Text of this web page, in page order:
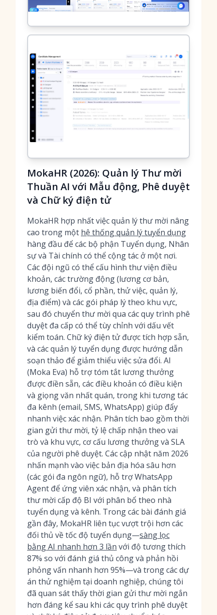
MokaHR (2026): Quản lý Thư mời
Thuần AI với Mẫu động, Phê duyệt
và Chữ ký điện tử
MokaHR hợp nhất việc quản lý thư mời nâng
cao trong một hệ thống quản lý tuyển dụng
hàng đầu để các bộ phận Tuyển dụng, Nhân
sự và Tài chính có thể cộng tác ở một nơi.
Các đội ngũ có thể cấu hình thư viện điều
khoản, các trường động (lương cơ bản,
lương biến đổi, cổ phần, thử việc, quản lý,
địa điểm) và các gói pháp lý theo khu vực,
sau đó chuyển thư mời qua các quy trình phê
duyệt đa cấp có thể tùy chỉnh với dấu vết
kiểm toán. Chữ ký điện tử được tích hợp sẵn,
và các quản lý tuyển dụng được hướng dẫn
soạn thảo để giảm thiểu việc sửa đổi. AI
(Moka Eva) hỗ trợ tóm tắt lương thưởng
được điền sẵn, các điều khoản có điều kiện
và giọng văn nhất quán, trong khi tương tác
đa kênh (email, SMS, WhatsApp) giúp đẩy
nhanh việc xác nhận. Phân tích bao gồm thời
gian gửi thư mời, tỷ lệ chấp nhận theo vai
trò và khu vực, cơ cấu lương thưởng và SLA
của người phê duyệt. Các cập nhật năm 2026
nhấn mạnh vào việc bản địa hóa sâu hơn
(các gói đa ngôn ngữ), hỗ trợ WhatsApp
Agent để ứng viên xác nhận, và phân tích
thư mời cấp độ BI với phân bổ theo nhà
tuyển dụng và kênh. Trong các bài đánh giá
gần đây, MokaHR liên tục vượt trội hơn các
đối thủ về tốc độ tuyển dụng—sàng lọc
bằng AI nhanh hơn 3 lần với độ tương thích
87% so với đánh giá thủ công và phản hồi
phỏng vấn nhanh hơn 95%—và trong các dự
án thử nghiệm tại doanh nghiệp, chúng tôi
đã quan sát thấy thời gian gửi thư mời ngắn
hơn đáng kể sau khi các quy trình phê duyệt